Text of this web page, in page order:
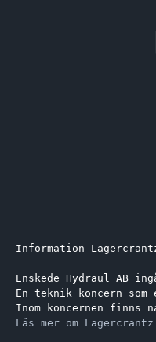
Information
Enskede Hydraul AB
En teknik koncern
Inom koncernen finns
Läs mer om